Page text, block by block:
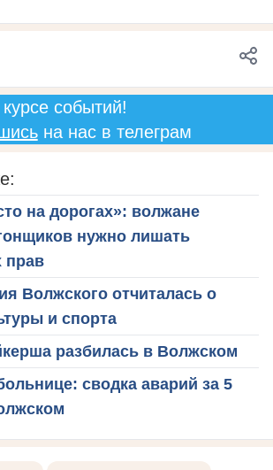
событий!
на нас в телеграм
на дорогах»: волжане
нужно лишать
прав
Волжского отчиталась о
и спорта
разбилась в Волжском
сводка аварий за 5